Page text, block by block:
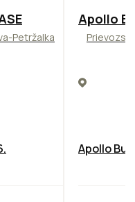
Petržalka
TOP
Apollo
Apollo